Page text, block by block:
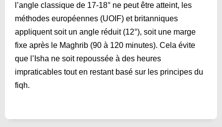
l’angle classique de 17-18° ne peut être atteint, les
méthodes européennes (UOIF) et britanniques
appliquent soit un angle réduit (12°), soit une marge
fixe après le Maghrib (90 à 120 minutes). Cela évite
que l’Isha ne soit repoussée à des heures
impraticables tout en restant basé sur les principes du
fiqh.